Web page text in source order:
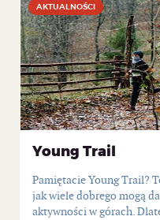
Young Trail
AKTUALNOŚCI
Pamiętacie Young Trail?
jak wiele dobrego mogą
aktywności w górach.
AKTUALNOŚCI